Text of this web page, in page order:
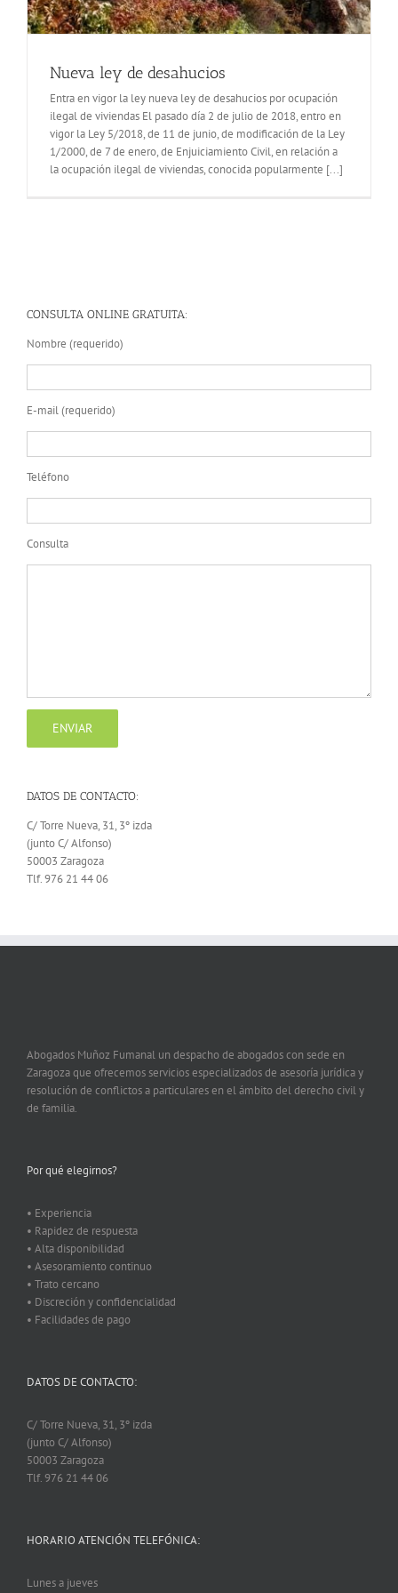
Nueva ley de desahucios
Entra en vigor la ley nueva ley de desahucios por ocupación
ilegal de viviendas El pasado día 2 de julio de 2018, entro en
vigor la Ley 5/2018, de 11 de junio, de modificación de la Ley
1/2000, de 7 de enero, de Enjuiciamiento Civil, en relación a
la ocupación ilegal de viviendas, conocida popularmente [...]
CONSULTA ONLINE GRATUITA:
Nombre (requerido)
E-mail (requerido)
Teléfono
Consulta
DATOS DE CONTACTO:
C/ Torre Nueva, 31, 3º izda
(junto C/ Alfonso)
50003 Zaragoza
Tlf. 976 21 44 06
Abogados Muñoz Fumanal un despacho de abogados con sede en
Zaragoza que ofrecemos servicios especializados de asesoría jurídica y
resolución de conflictos a particulares en el ámbito del derecho civil y
de familia.
Por qué elegirnos?
• Experiencia
• Rapidez de respuesta
• Alta disponibilidad
• Asesoramiento continuo
• Trato cercano
• Discreción y confidencialidad
• Facilidades de pago
DATOS DE CONTACTO:
C/ Torre Nueva, 31, 3º izda
(junto C/ Alfonso)
50003 Zaragoza
Tlf. 976 21 44 06
HORARIO ATENCIÓN TELEFÓNICA:
Lunes a jueves